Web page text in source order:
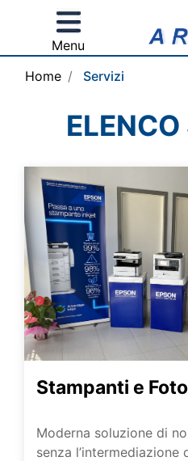
Open menu
Menu
Home
Servizi
Stampanti e
Moderna soluzione di
senza l’intermediazione